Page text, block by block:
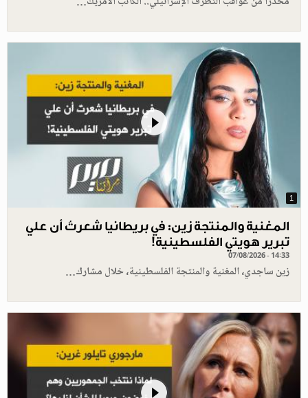
1
المغنية والمنتجة زين: في بريطانيا شعرتُ أن علي
تبرير هويتي الفلسطينية!
07/08/2026 - 14:33
زين ساجدي، المغنية والمنتجة الفلسطينية، خلال مشارك…